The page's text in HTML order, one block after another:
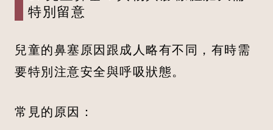
特別留意
兒童的鼻塞原因跟成人略有不同，有時需
要特別注意安全與呼吸狀態。
常見的原因：